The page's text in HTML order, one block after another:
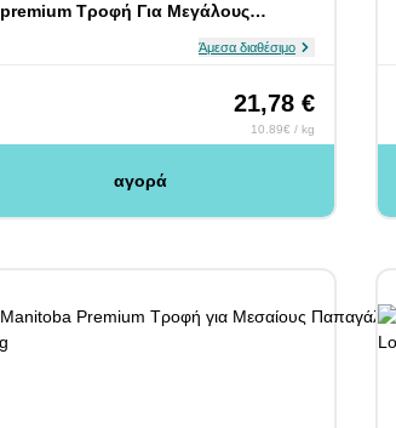
premium Τροφή Για Μεγάλους
Άμεσα διαθέσιμο
21,78 €
10.89€ / kg
αγορά